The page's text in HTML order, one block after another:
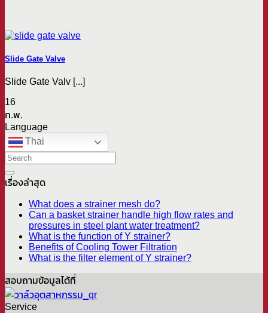
Slide Gate Valve
Slide Gate Valv [...]
16
ก.พ.
Language
Thai
เรื่องล่าสุด
What does a strainer mesh do?
Can a basket strainer handle high flow rates and
pressures in steel plant water treatment?
What is the function of Y strainer?
Benefits of Cooling Tower Filtration
What is the filter element of Y strainer?
สอบถามข้อมูลได้ที่
Service